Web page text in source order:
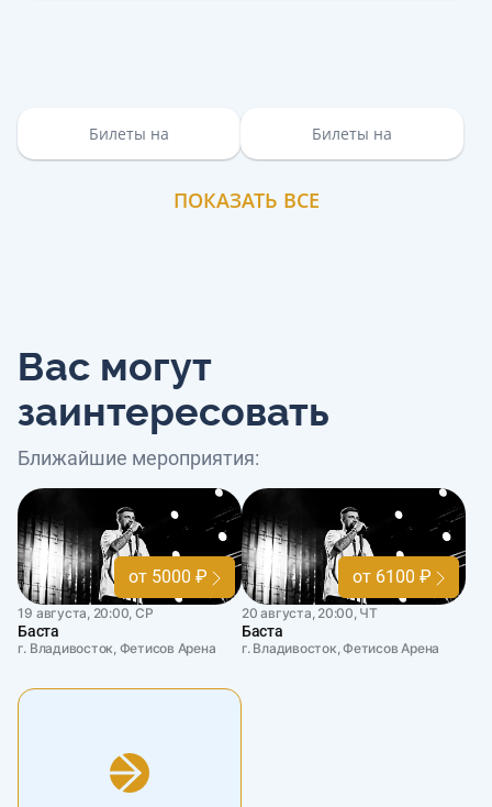
Билеты на Билеты на
ПОКАЗАТЬ ВСЕ
Вас могут
заинтересовать
Ближайшие мероприятия:
от 5000 ₽
19 августа, 20:00, СР
Баста
г. Владивосток, Фетисов Арена
от 6100 ₽
20 августа, 20:00, ЧТ
Баста
г. Владивосток, Фетисов Арена